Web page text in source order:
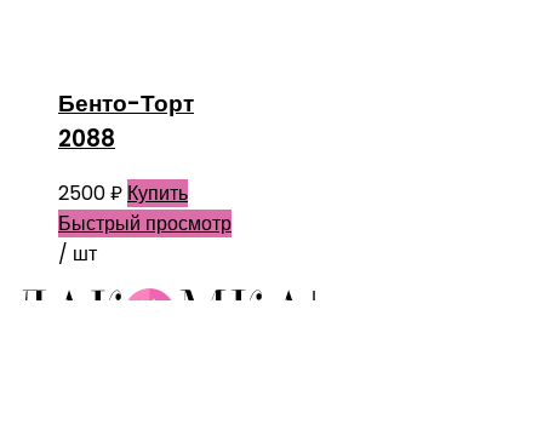
Бенто-Торт
2088
2500₽ Купить
Быстрый просмотр
/ шт